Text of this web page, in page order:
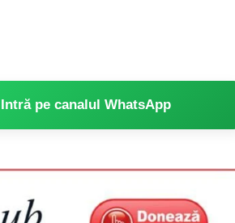
Intră pe canalul WhatsApp